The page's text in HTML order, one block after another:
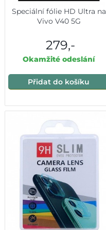
Speciální fólie HD Ultra na
Vivo V40 5G
279,-
Okamžité odeslání
Přidat do košíku